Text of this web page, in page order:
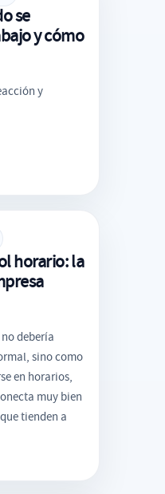
se
y cómo
y
horario: la
debería
sino como
en horarios,
muy bien
tienden a